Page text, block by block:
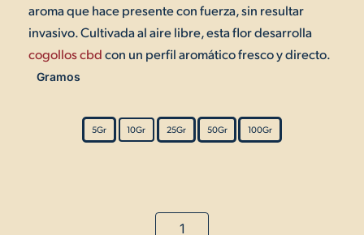
10,00€
through
aroma que hace presente con fuerza, sin resultar
invasivo. Cultivada al aire libre, esta flor desarrolla
cogollos cbdcon un perfil aromático fresco y directo.
Gramos
5Gr 10Gr 25Gr 50Gr 100Gr
quantity